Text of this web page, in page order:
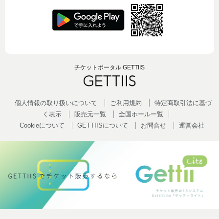
チケットポータル GETTIIS
個人情報の取り扱いについて ご利用規約
特定商取引法に基づ
く表示
販売元一覧
全国ホールー覧
Cookieについて
GETTIISについて お問合せ 運営会社